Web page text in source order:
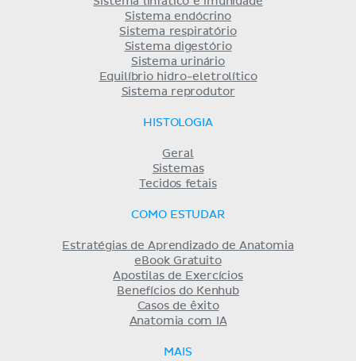
Sistema endócrino
Sistema respiratório
Sistema digestório
Sistema urinário
Equilíbrio hidro-eletrolítico
Sistema reprodutor
HISTOLOGIA
Geral
Sistemas
Tecidos fetais
COMO ESTUDAR
Estratégias de Aprendizado de Anatomia
eBook Gratuito
Apostilas de Exercícios
Benefícios do Kenhub
Casos de êxito
Anatomia com IA
MAIS